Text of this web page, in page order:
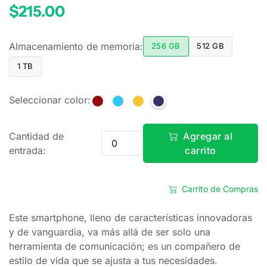
$215.00
Almacenamiento de memoria: 256 GB 512 GB
1 TB
Seleccionar color:
Cantidad de
entrada:
Agregar al
carrito
Carrito de Compras
Este smartphone, lleno de características innovadoras
y de vanguardia, va más allá de ser solo una
herramienta de comunicación; es un compañero de
estilo de vida que se ajusta a tus necesidades.